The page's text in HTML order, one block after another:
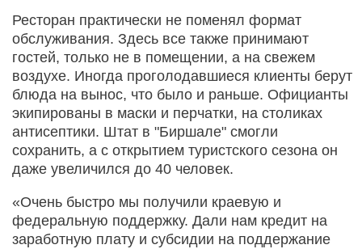
Ресторан практически не поменял формат
обслуживания. Здесь все также принимают
гостей, только не в помещении, а на свежем
воздухе. Иногда проголодавшиеся клиенты берут
блюда на вынос, что было и раньше. Официанты
экипированы в маски и перчатки, на столиках
антисептики. Штат в "Биршале" смогли
сохранить, а с открытием туристского сезона он
даже увеличился до 40 человек.
«Очень быстро мы получили краевую и
федеральную поддержку. Дали нам кредит на
заработную плату и субсидии на поддержание